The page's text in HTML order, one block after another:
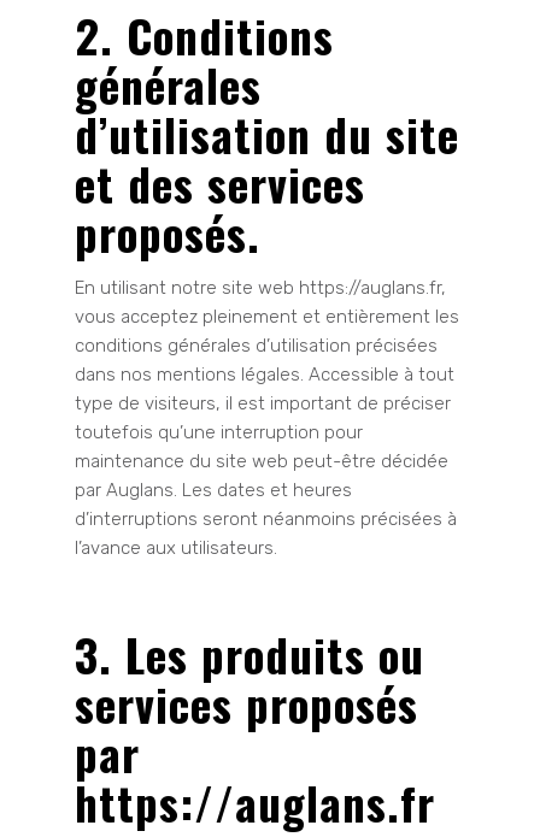
2. Conditions
générales
d’utilisation du site
et des services
proposés.
En utilisant notre site web https://auglans.fr,
vous acceptez pleinement et entièrement les
conditions générales d’utilisation précisées
dans nos mentions légales. Accessible à tout
type de visiteurs, il est important de préciser
toutefois qu’une interruption pour
maintenance du site web peut-être décidée
par Auglans. Les dates et heures
d’interruptions seront néanmoins précisées à
l’avance aux utilisateurs.
3. Les produits ou
services proposés
par
https://auglans.fr